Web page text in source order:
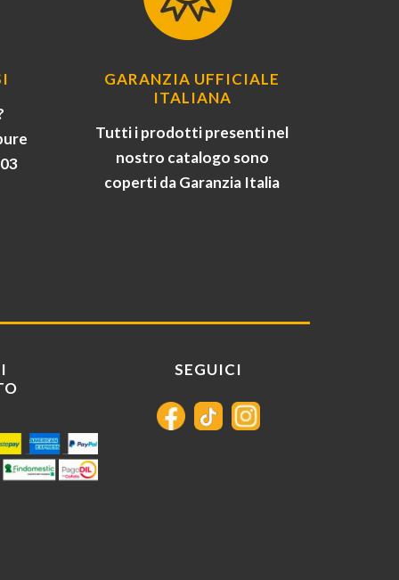
GARANZIA UFFICIALE
ITALIANA
Tutti i prodotti presenti nel
nostro catalogo sono
coperti da Garanzia Italia
SEGUICI